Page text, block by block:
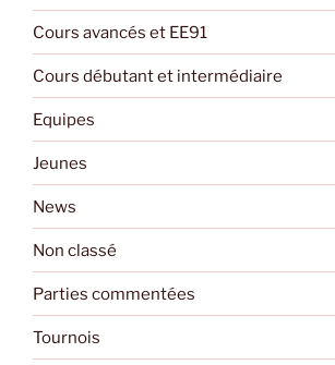
Cours avancés et EE91
Cours débutant et intermédiaire
Equipes
Jeunes
News
Non classé
Parties commentées
Tournois